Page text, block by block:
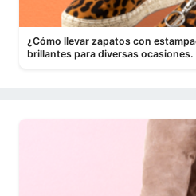
¿Cómo llevar zapatos con
brillantes para diversas ocasiones.